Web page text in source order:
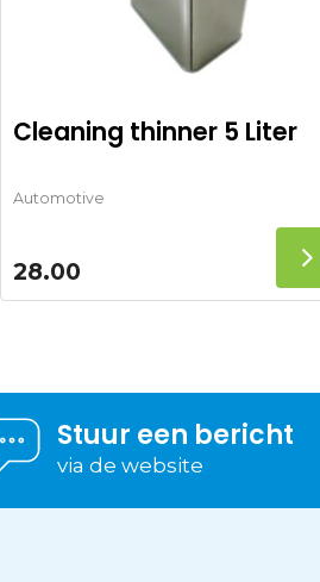
Cleaning thinner 5 Liter
Automotive
28.00
Stuur een bericht
via de website